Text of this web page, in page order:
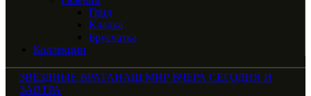
Грид
Кладка
Брусчатка
Коллекции
ЗВЕЗДНЫЕ ВРАТАНАШ МИР ВЧЕРА СЕГОДНЯ И
ЗАВТРА